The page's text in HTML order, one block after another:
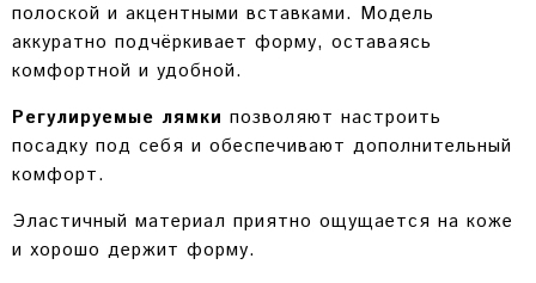
полоской и акцентными вставками. Модель
аккуратно подчёркивает форму, оставаясь
комфортной и удобной.
Регулируемые лямки позволяют настроить
посадку под себя и обеспечивают дополнительный
комфорт.
Эластичный материал приятно ощущается на коже
и хорошо держит форму.